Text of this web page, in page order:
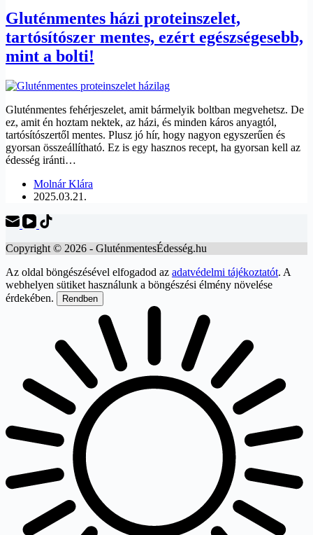
Gluténmentes házi proteinszelet,
tartósítószer mentes, ezért egészségesebb,
mint a bolti!
Gluténmentes fehérjeszelet, amit bármelyik boltban megvehetsz. De
ez, amit én hoztam nektek, az házi, és minden káros anyagtól,
tartósítószertől mentes. Plusz jó hír, hogy nagyon egyszerűen és
gyorsan összeállítható. Ez is egy hasznos recept, ha gyorsan kell az
édesség iránti…
Molnár Klára
2025.03.21.
Copyright © 2026 - GluténmentesÉdesség.hu
Az oldal böngészésével elfogadod az adatvédelmi tájékoztatót. A
webhelyen sütiket használunk a böngészési élmény növelése
érdekében.
Rendben